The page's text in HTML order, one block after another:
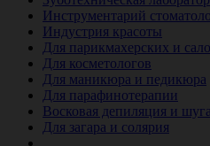
Инструментарий
Индустрия красоты
Для парикмахерских и
Для косметологов
Для маникюра и педикюра
Для парафинотерапии
Восковая депиляция и
Для загара и солярия